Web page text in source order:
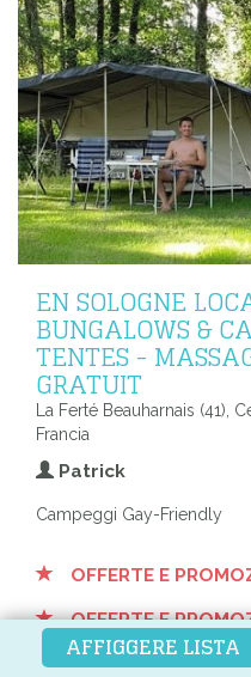
EN SOLOGNE
BUNGALOWS &
TENTES -
GRATUIT
La Ferté Beauharnais (41),
Francia
Patrick
Campeggi Gay-Friendly
OFFERTE E
OFFERTE E
AFFIGGERE LISTA